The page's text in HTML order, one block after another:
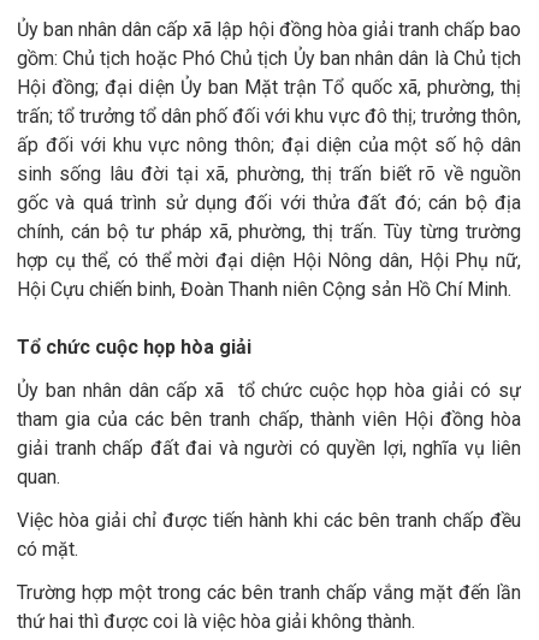
Ủy ban nhân dân cấp xã lập hội đồng hòa giải tranh chấp bao
gồm: Chủ tịch hoặc Phó Chủ tịch Ủy ban nhân dân là Chủ tịch
Hội đồng; đại diện Ủy ban Mặt trận Tổ quốc xã, phường, thị
trấn; tổ trưởng tổ dân phố đối với khu vực đô thị; trưởng thôn,
ấp đối với khu vực nông thôn; đại diện của một số hộ dân
sinh sống lâu đời tại xã, phường, thị trấn biết rõ về nguồn
gốc và quá trình sử dụng đối với thửa đất đó; cán bộ địa
chính, cán bộ tư pháp xã, phường, thị trấn. Tùy từng trường
hợp cụ thể, có thể mời đại diện Hội Nông dân, Hội Phụ nữ,
Hội Cựu chiến binh, Đoàn Thanh niên Cộng sản Hồ Chí Minh.
Tổ chức cuộc họp hòa giải
Ủy ban nhân dân cấp xã tổ chức cuộc họp hòa giải có sự
tham gia của các bên tranh chấp, thành viên Hội đồng hòa
giải tranh chấp đất đai và người có quyền lợi, nghĩa vụ liên
quan.
Việc hòa giải chỉ được tiến hành khi các bên tranh chấp đều
có mặt.
Trường hợp một trong các bên tranh chấp vắng mặt đến lần
thứ hai thì được coi là việc hòa giải không thành.